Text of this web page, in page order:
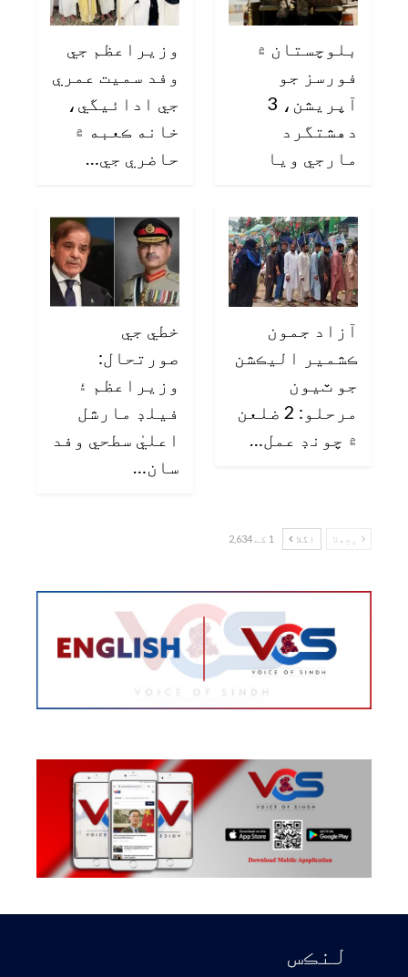
بلوچستان ۾
فورسز جو
آپريشن، 3
دهشتگرد
مارجي ويا
وزيراعظم جي
وفد سميت عمري
جي ادائيگي،
خانه ڪعبه ۾
حاضري جي…
آزاد جمون
ڪشمير اليڪشن
جو ٽيون
مرحلو: 2 ضلعن
۾ چونڊ عمل…
خطي جي
صورتحال:
وزيراعظم ۽
فيلڊ مارشل
اعليٰ سطحي وفد
سان…
پچھلا اگلا 1 کے 2,634
لنڪس